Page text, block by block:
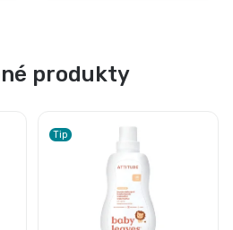
produkty
Tip